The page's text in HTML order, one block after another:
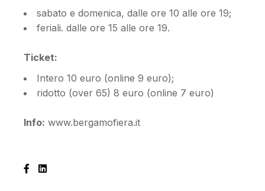
sabato e domenica, dalle ore 10 alle ore 19;
feriali. dalle ore 15 alle ore 19.
Ticket:
Intero 10 euro (online 9 euro);
ridotto (over 65) 8 euro (online 7 euro)
Info: www.bergamofiera.it